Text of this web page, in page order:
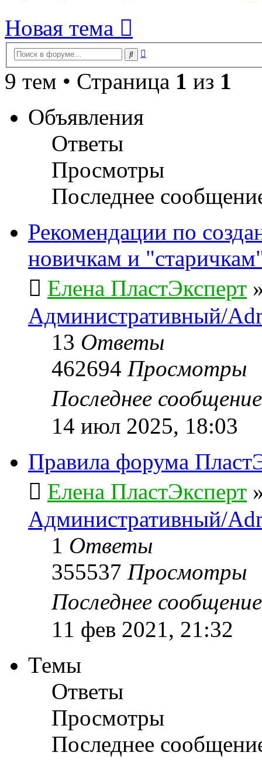
Новая тема
Поиск
9 тем • Страница 1 из 1
Объявления
Ответы
Просмотры
Последнее
Рекомендации по
новичкам и
Елена ПластЭксперт
Административный/
13 Ответы
462694 Просмотры
Последнее
14 июл 2025, 18:03
Правила форума
Елена ПластЭксперт
Административный/
1 Ответы
355537 Просмотры
Последнее
11 фев 2021, 21:32
Темы
Ответы
Просмотры
Последнее